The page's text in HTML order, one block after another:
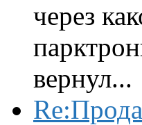
через
вернул...